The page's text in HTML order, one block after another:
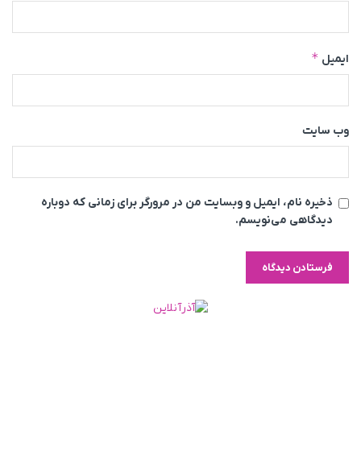
ایمیل *
وب‌ سایت
ذخیره نام، ایمیل و وبسایت من در مرورگر برای زمانی که دوباره
دیدگاهی می‌نویسم.